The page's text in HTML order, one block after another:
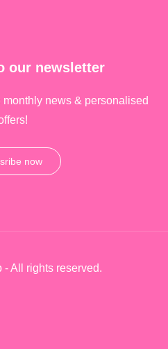
our newsletter
news & personalised
now
All rights reserved.